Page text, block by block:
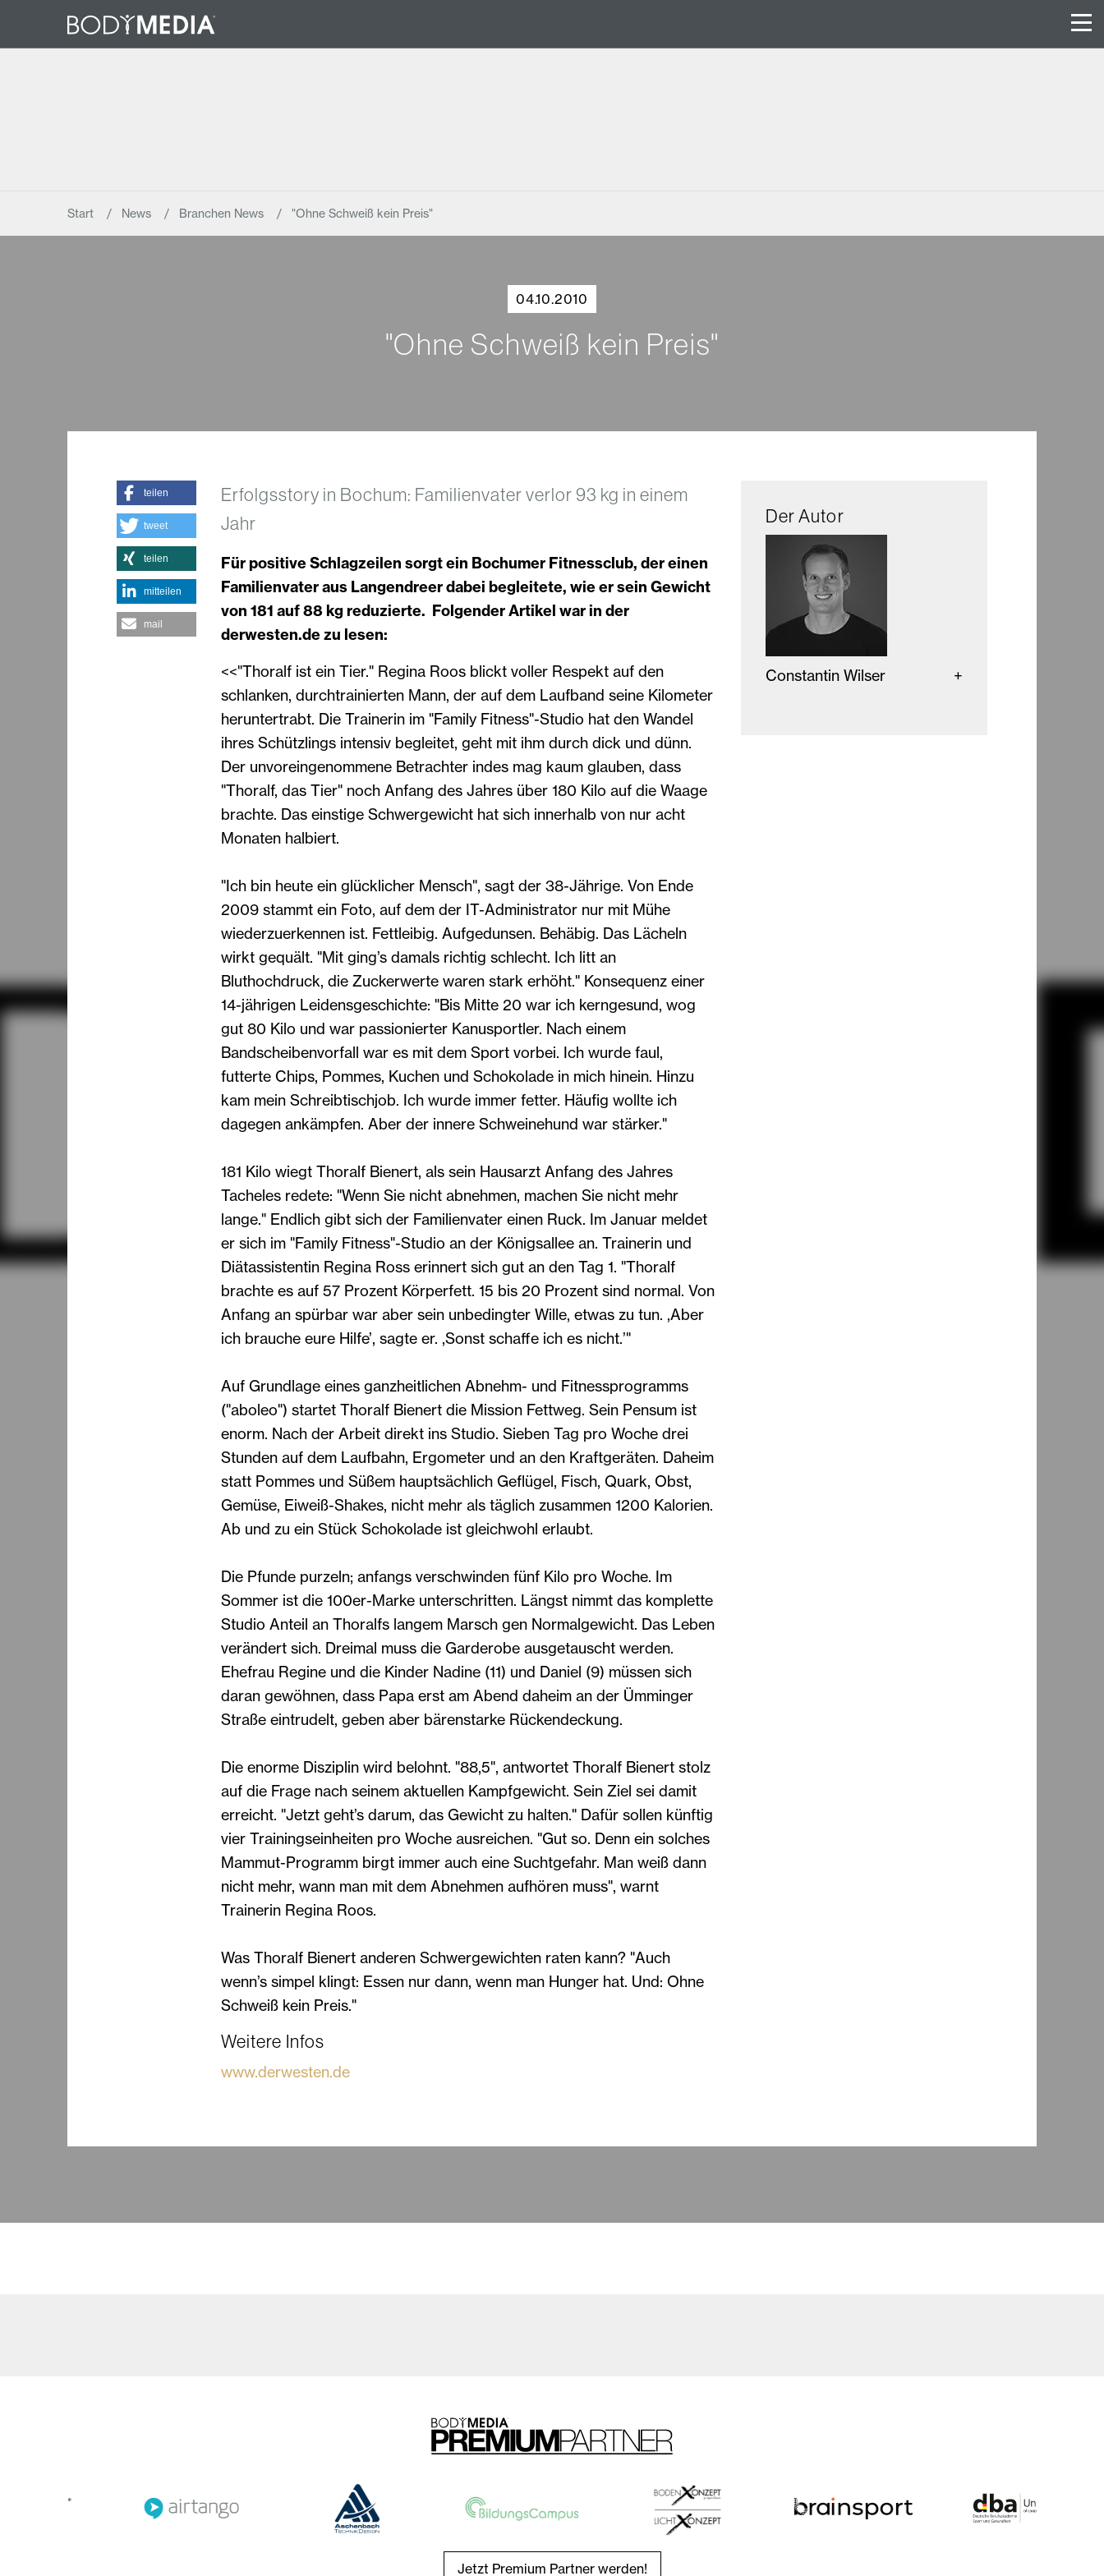
Start News Branchen News "Ohne Schweiß kein Preis"
04.10.2010
"Ohne Schweiß kein Preis"
Erfolgsstory in Bochum: Familienvater verlor 93 kg in einem
Jahr
Für positive Schlagzeilen sorgt ein Bochumer Fitnessclub, der einen
Familienvater aus Langendreer dabei begleitete, wie er sein Gewicht
von 181 auf 88 kg reduzierte. Folgender Artikel war in der
derwesten.de zu lesen:
<<"Thoralf ist ein Tier." Regina Roos blickt voller Respekt auf den
schlanken, durchtrainierten Mann, der auf dem Laufband seine Kilometer
heruntertrabt. Die Trainerin im "Family Fitness"-Studio hat den Wandel
ihres Schützlings intensiv begleitet, geht mit ihm durch dick und dünn.
Der unvoreingenommene Betrachter indes mag kaum glauben, dass
"Thoralf, das Tier" noch Anfang des Jahres über 180 Kilo auf die Waage
brachte. Das einstige Schwergewicht hat sich innerhalb von nur acht
Monaten halbiert.
"Ich bin heute ein glücklicher Mensch", sagt der 38-Jährige. Von Ende
2009 stammt ein Foto, auf dem der IT-Administrator nur mit Mühe
wiederzuerkennen ist. Fettleibig. Aufgedunsen. Behäbig. Das Lächeln
wirkt gequält. "Mit ging’s damals richtig schlecht. Ich litt an
Bluthochdruck, die Zuckerwerte waren stark erhöht." Konsequenz einer
14-jährigen Leidensgeschichte: "Bis Mitte 20 war ich kerngesund, wog
gut 80 Kilo und war passionierter Kanusportler. Nach einem
Bandscheibenvorfall war es mit dem Sport vorbei. Ich wurde faul,
futterte Chips, Pommes, Kuchen und Schokolade in mich hinein. Hinzu
kam mein Schreibtischjob. Ich wurde immer fetter. Häufig wollte ich
dagegen ankämpfen. Aber der innere Schweinehund war stärker."
181 Kilo wiegt Thoralf Bienert, als sein Hausarzt Anfang des Jahres
Tacheles redete: "Wenn Sie nicht abnehmen, machen Sie nicht mehr
lange." Endlich gibt sich der Familienvater einen Ruck. Im Januar meldet
er sich im "Family Fitness"-Studio an der Königsallee an. Trainerin und
Diätassistentin Regina Ross erinnert sich gut an den Tag 1. "Thoralf
brachte es auf 57 Prozent Körperfett. 15 bis 20 Prozent sind normal. Von
Anfang an spürbar war aber sein unbedingter Wille, etwas zu tun. ,Aber
ich brauche eure Hilfe’, sagte er. ,Sonst schaffe ich es nicht.’"
Auf Grundlage eines ganzheitlichen Abnehm- und Fitnessprogramms
("aboleo") startet Thoralf Bienert die Mission Fettweg. Sein Pensum ist
enorm. Nach der Arbeit direkt ins Studio. Sieben Tag pro Woche drei
Stunden auf dem Laufbahn, Ergometer und an den Kraftgeräten. Daheim
statt Pommes und Süßem hauptsächlich Geflügel, Fisch, Quark, Obst,
Gemüse, Eiweiß-Shakes, nicht mehr als täglich zusammen 1200 Kalorien.
Ab und zu ein Stück Schokolade ist gleichwohl erlaubt.
Die Pfunde purzeln; anfangs verschwinden fünf Kilo pro Woche. Im
Sommer ist die 100er-Marke unterschritten. Längst nimmt das komplette
Studio Anteil an Thoralfs langem Marsch gen Normalgewicht. Das Leben
verändert sich. Dreimal muss die Garderobe ausgetauscht werden.
Ehefrau Regine und die Kinder Nadine (11) und Daniel (9) müssen sich
daran gewöhnen, dass Papa erst am Abend daheim an der Ümminger
Straße eintrudelt, geben aber bärenstarke Rückendeckung.
Die enorme Disziplin wird belohnt. "88,5", antwortet Thoralf Bienert stolz
auf die Frage nach seinem aktuellen Kampfgewicht. Sein Ziel sei damit
erreicht. "Jetzt geht’s darum, das Gewicht zu halten." Dafür sollen künftig
vier Trainingseinheiten pro Woche ausreichen. "Gut so. Denn ein solches
Mammut-Programm birgt immer auch eine Suchtgefahr. Man weiß dann
nicht mehr, wann man mit dem Abnehmen aufhören muss", warnt
Trainerin Regina Roos.
Was Thoralf Bienert anderen Schwergewichten raten kann? "Auch
wenn’s simpel klingt: Essen nur dann, wenn man Hunger hat. Und: Ohne
Schweiß kein Preis."
Weitere Infos
www.derwesten.de
teilen
tweet
teilen
mitteilen
mail
Der Autor
Constantin Wilser
Jetzt Premium Partner werden!